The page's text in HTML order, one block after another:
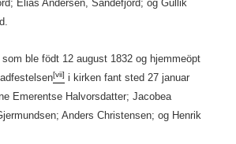
Elias Andersen, Sandefjord; og Gullik
ble födt 12 august 1832 og hjemmeöpt
[vii] i kirken fant sted 27 januar
Emerentse Halvorsdatter; Jacobea
Anders Christensen; og Henrik